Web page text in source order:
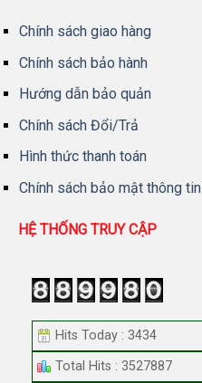
Chính sách giao hàng
Chính sách bảo hành
Hướng dẫn bảo quản
Chính sách Đổi/Trả
Hình thức thanh toán
Chính sách bảo mật thông tin
HỆ THỐNG TRUY CẬP
Hits Today : 3434
Total Hits : 3527887